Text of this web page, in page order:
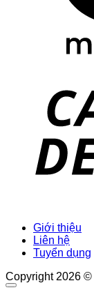
Giới thiệu
Liên hệ
Tuyển dụng
Copyright 2026 ©